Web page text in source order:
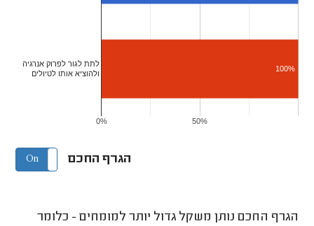
0% 50%
לתת לגור לפרוק אנרגיה
ולהוציא אותו לטיולים
100%
הגרף החכם On Off
הגרף החכם נותן משקל גדול יותר למומחים - כלומר